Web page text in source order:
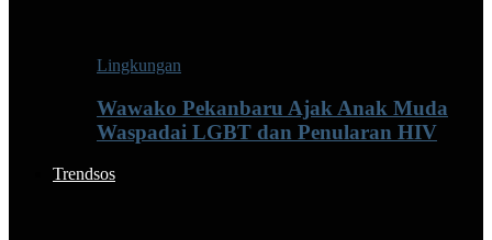
Lingkungan
Wawako Pekanbaru Ajak Anak Muda
Waspadai LGBT dan Penularan HIV
Trendsos